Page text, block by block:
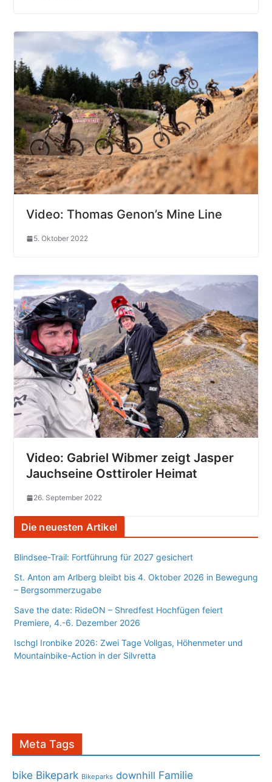
Video: Thomas Genon’s Mine Line
5. Oktober 2022
Video: Gabriel Wibmer zeigt Jasper
Jauchseine Osttiroler Heimat
26. September 2022
Die neuesten Artikel
Blindsee-Trail: Fortführung für 2027 gesichert
St. Anton am Arlberg bleibt bis 4. Oktober 2026 in Bewegung
– Bergsommerzugabe
Save the date: RideON – Shredfest Hochfügen feiert
Premiere, 4.-6. Dezember 2026
Ischgl Ironbike 2026: Zwei Tage Vollgas, Höhenmeter und
Mountainbike-Action in der Silvretta
Meta Tags
bike Bikepark Bikeparks downhill Familie